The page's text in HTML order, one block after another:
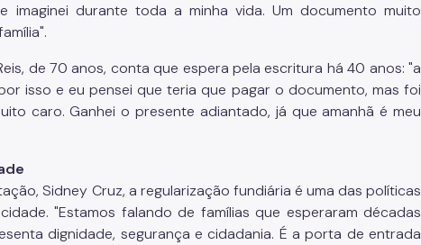
durante toda a minha vida. Um documento muito
de 70 anos, conta que espera pela escritura há 40 anos: "a
isso e eu pensei que teria que pagar o documento, mas foi
caro. Ganhei o presente adiantado, já que amanhã é meu
Sidney Cruz, a regularização fundiária é uma das políticas
"Estamos falando de famílias que esperaram décadas
dignidade, segurança e cidadania. É a porta de entrada